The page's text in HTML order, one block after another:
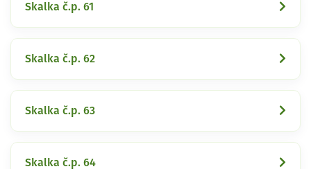
Skalka č.p. 61
Skalka č.p. 62
Skalka č.p. 63
Skalka č.p. 64